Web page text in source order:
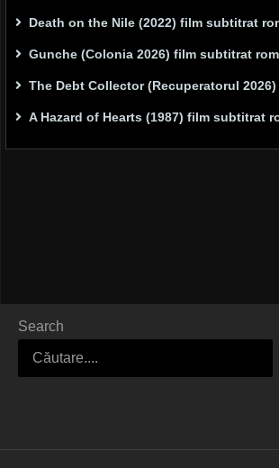
Death on the Nile (2022) film subtitrat
Gunche (Colonia 2026) film subtitrat
The Debt Collector (Recuperatorul 2026)
A Hazard of Hearts (1987) film subtitrat
Search